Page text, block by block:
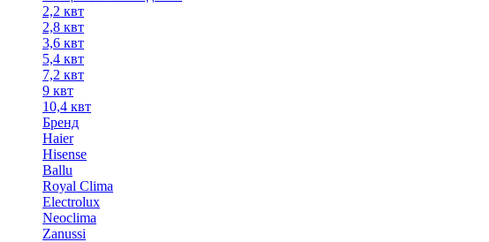
2,2 квт
2,8 квт
3,6 квт
5,4 квт
7,2 квт
9 квт
10,4 квт
Бренд
Haier
Hisense
Ballu
Royal Clima
Electrolux
Neoclima
Zanussi